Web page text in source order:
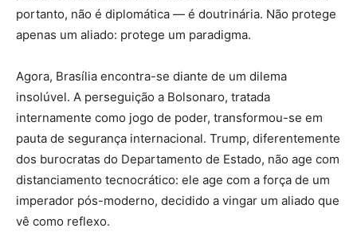
portanto, não é diplomática — é doutrinária. Não protege
apenas um aliado: protege um paradigma.
Agora, Brasília encontra-se diante de um dilema
insolúvel. A perseguição a Bolsonaro, tratada
internamente como jogo de poder, transformou-se em
pauta de segurança internacional. Trump, diferentemente
dos burocratas do Departamento de Estado, não age com
distanciamento tecnocrático: ele age com a força de um
imperador pós-moderno, decidido a vingar um aliado que
vê como reflexo.